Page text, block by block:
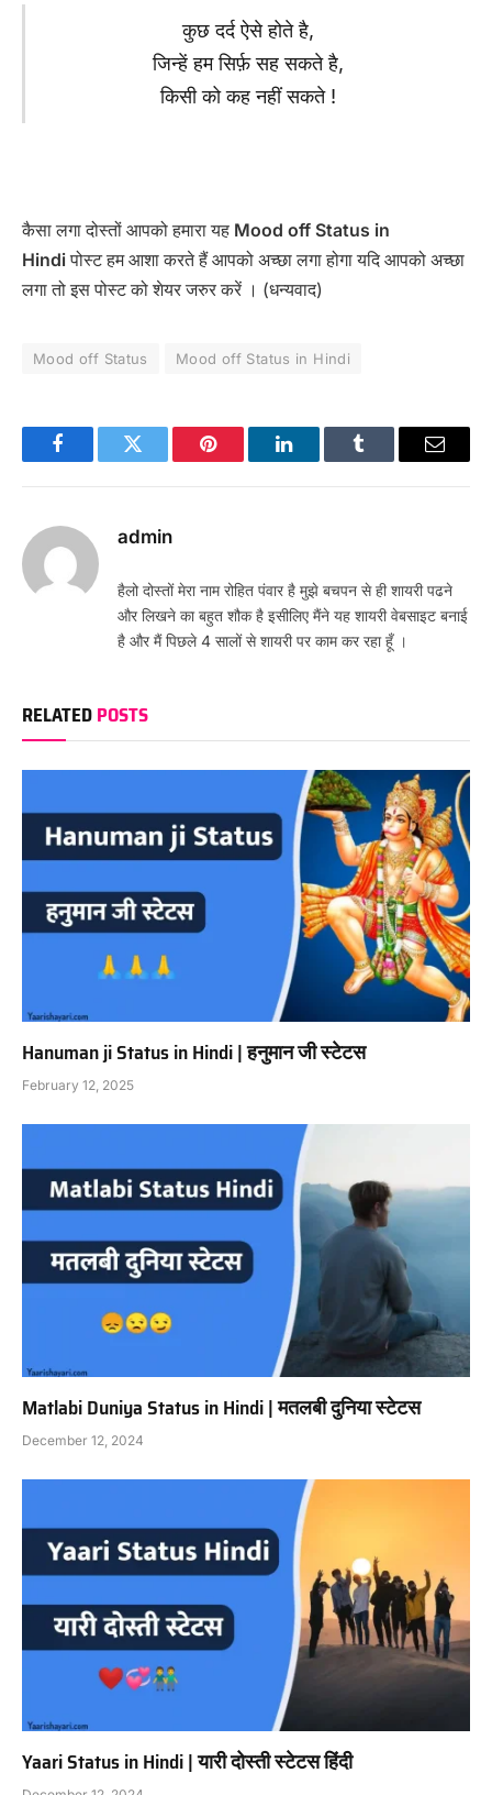
कुछ दर्द ऐसे होते है,
जिन्हें हम सिर्फ़ सह सकते है,
किसी को कह नहीं सकते !
कैसा लगा दोस्तों आपको हमारा यह Mood off Status in
Hindiपोस्ट हम आशा करते हैं आपको अच्छा लगा होगा यदि आपको अच्छा
लगा तो इस पोस्ट को शेयर जरुर करें । (धन्यवाद)
Mood off Status Mood off Status in Hindi
FacebookTwitter Pinterest LinkedInTumblr Email
admin
हैलो दोस्तों मेरा नाम रोहित पंवार है मुझे बचपन से ही शायरी पढने
और लिखने का बहुत शौक है इसीलिए मैंने यह शायरी वेबसाइट बनाई
है और मैं पिछले 4 सालों से शायरी पर काम कर रहा हूँ ।
RELATEDPOSTS
Hanuman ji Status in Hindi | हनुमान जी स्टेटस
February 12, 2025
Matlabi Duniya Status in Hindi | मतलबी दुनिया स्टेटस
December 12, 2024
Yaari Status in Hindi | यारी दोस्ती स्टेटस हिंदी